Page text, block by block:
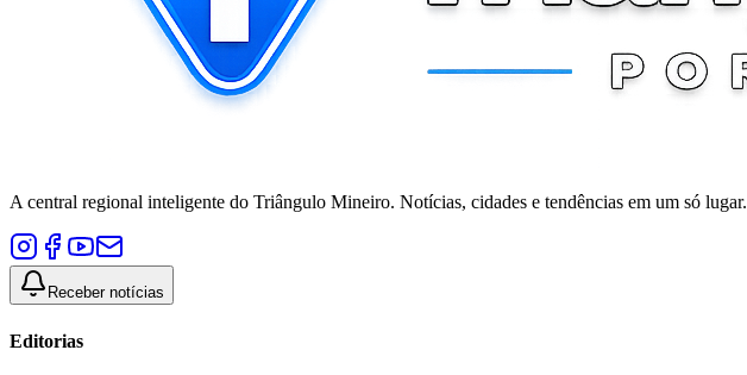
A central regional inteligente do Triângulo Mineiro. Notícias, cidades e tendências em um só lugar.
Receber notícias
Editorias